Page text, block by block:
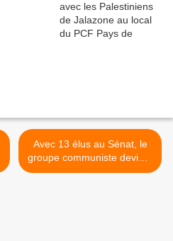
Avec 13 élus au Sénat, le
groupe communiste devient
le principal groupe